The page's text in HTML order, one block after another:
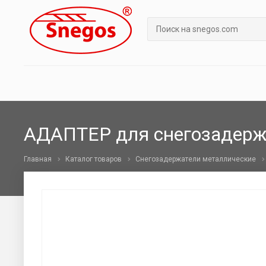
АДАПТЕР для
Главная Каталог товаров Снегозадержатели металлические